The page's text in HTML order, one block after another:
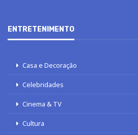
ENTRETENIMENTO
Casa e Decoração
Celebridades
Cinema & TV
Cultura